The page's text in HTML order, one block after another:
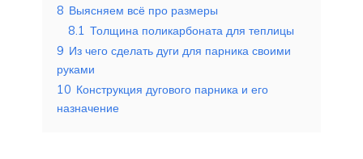
8 Выясняем всё про размеры
8.1 Толщина поликарбоната для теплицы
9 Из чего сделать дуги для парника своими
руками
10 Конструкция дугового парника и его
назначение